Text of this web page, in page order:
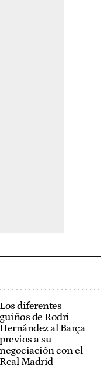
Los diferentes
guiños de Rodri
Hernández al Barça
previos a su
negociación con el
Real Madrid